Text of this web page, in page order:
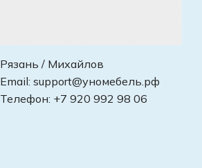
Рязань / Михайлов
Email: support@уномебель.рф
Телефон: +7 920 992 98 06